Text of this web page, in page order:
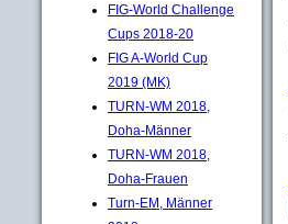
FIG-World Challenge
Cups 2018-20
FIG A-World Cup
2019 (MK)
TURN-WM 2018,
Doha-Männer
TURN-WM 2018,
Doha-Frauen
Turn-EM, Männer